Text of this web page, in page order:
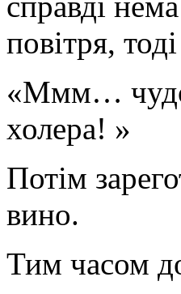
повітря,
«Ммм…
холера! »
Потім
вино.
Тим часом